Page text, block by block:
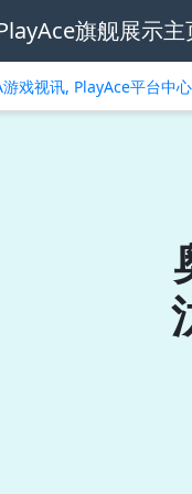
旗舰展示主
戏视讯, PlayAce平台中